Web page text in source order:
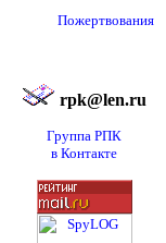
Пожертвования
rpk@len.ru
Группа РПК
в Контакте